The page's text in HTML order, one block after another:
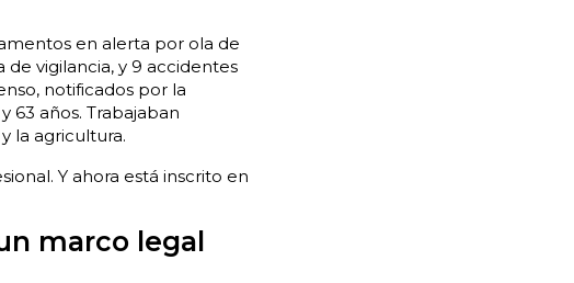
en alerta por ola de
vigilancia, y 9 accidentes
notificados por la
63 años. Trabajaban
la agricultura.
Y ahora está inscrito en
marco legal